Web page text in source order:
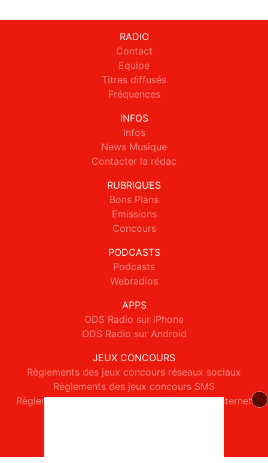
RADIO
Contact
Equipe
Titres diffusés
Fréquences
INFOS
Infos
News Musique
Contacter la rédac
RUBRIQUES
Bons Plans
Emissions
Concours
PODCASTS
Podcasts
Webradios
APPS
ODS Radio sur iPhone
ODS Radio sur Android
JEUX CONCOURS
Règlements des jeux concours réseaux sociaux
Règlements des jeux concours SMS
Règlements des jeux concours téléphone et internet